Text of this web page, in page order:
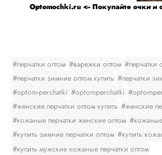
Optomochki.ru <-- Покупайте очки
#перчатки оптом #варежки оптом #перчатки
#перчатки зимние оптом купить #перчатки
#optom-perchatki #optomperchatki
#женские перчатки оптом купить #женские
#кожаные перчатки женские оптом #кожаные
#купить зимние перчатки оптом #купить
#купить мужские кожаные перчатки оптом